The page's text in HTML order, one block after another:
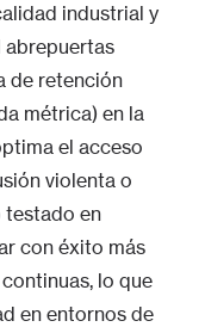
industrial y
abrepuertas
de retención
métrica) en la
el acceso
violenta o
testado en
con éxito más
lo que
en entornos de